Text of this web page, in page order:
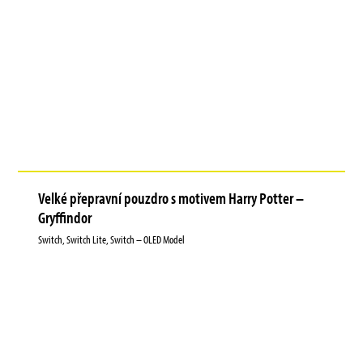
Velké přepravní pouzdro s motivem Harry Potter –
Gryffindor
Switch, Switch Lite, Switch – OLED Model